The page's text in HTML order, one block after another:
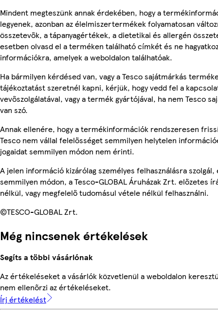
Mindent megteszünk annak érdekében, hogy a
legyenek, azonban az élelmiszertermékek folyamatosan
összetevők, a tápanyagértékek, a dietetikai és allergén
esetben olvasd el a terméken található címkét és ne
információkra, amelyek a weboldalon találhatóak.
Ha bármilyen kérdésed van, vagy a Tesco sajátmárkás
tájékoztatást szeretnél kapni, kérjük, hogy vedd fel a
vevőszolgálatával, vagy a termék gyártójával, ha nem Tesco
van szó.
Annak ellenére, hogy a termékinformációk rendszeresen
Tesco nem vállal felelősséget semmilyen helytelen
jogaidat semmilyen módon nem érinti.
A jelen információ kizárólag személyes felhasználásra
semmilyen módon, a Tesco-GLOBAL Áruházak Zrt. előzetes
nélkül, vagy megfelelő tudomásul vétele nélkül felhasználni.
©TESCO-GLOBAL Zrt.
Még nincsenek értékelések
Segíts a többi vásárlónak
Az értékeléseket a vásárlók közvetlenül a weboldalon
nem ellenőrzi az értékeléseket.
Írj értékelést